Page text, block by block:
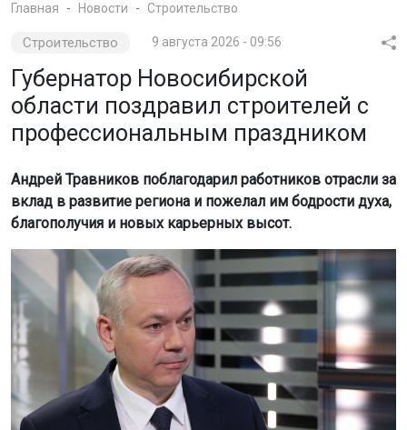
Главная Новости Строительство
Строительство 9 августа 2026 - 09:56
Губернатор Новосибирской
области поздравил строителей с
профессиональным праздником
Андрей Травников поблагодарил работников отрасли за
вклад в развитие региона и пожелал им бодрости духа,
благополучия и новых карьерных высот.